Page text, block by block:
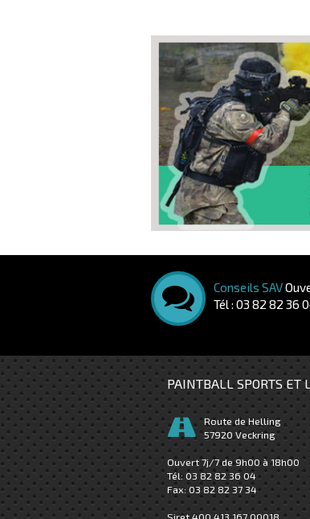
Conseils SAV
Tél : 03 82 82 36
PAINTBALL SPORTS ET
Route de Helling
57920 Veckring
Ouvert 7j/7 de 9h00 à 18h00
Tél:03 82 82 36 04
Fax: 03 82 82 37 34